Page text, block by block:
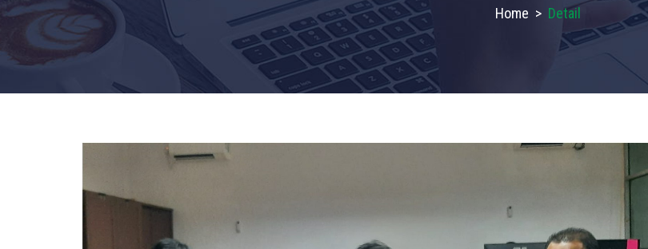
Home > Detail